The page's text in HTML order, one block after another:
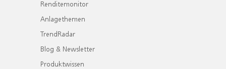
Renditemonitor
Anlagethemen
TrendRadar
Blog & Newsletter
Produktwissen